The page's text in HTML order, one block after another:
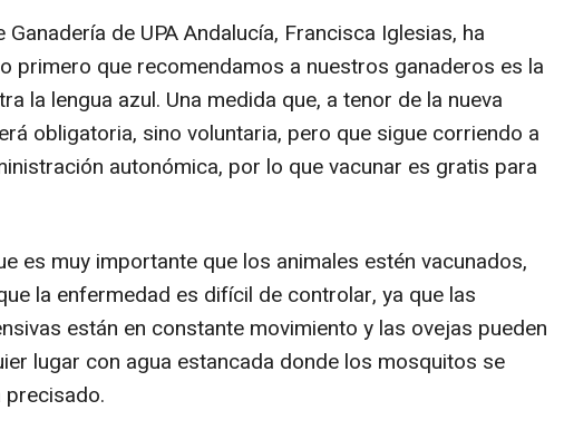
de UPA Andalucía, Francisca Iglesias, ha
primero que recomendamos a nuestros ganaderos es la
la lengua azul. Una medida que, a tenor de la nueva
obligatoria, sino voluntaria, pero que sigue corriendo a
autonómica, por lo que vacunar es gratis para
es muy importante que los animales estén vacunados,
la enfermedad es difícil de controlar, ya que las
están en constante movimiento y las ovejas pueden
lugar con agua estancada donde los mosquitos se
precisado.